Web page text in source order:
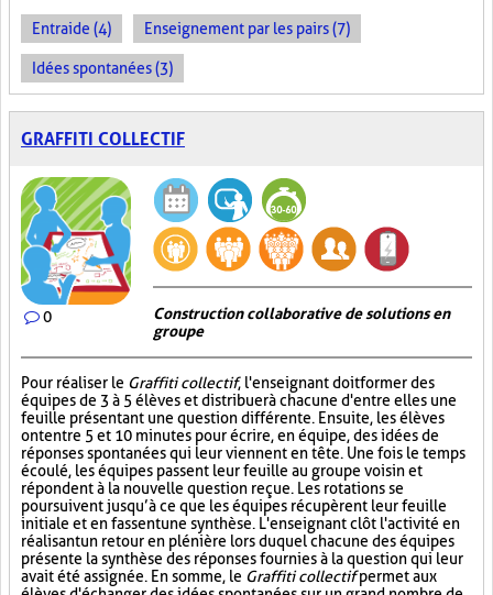
Entraide (4) Enseignement par les pairs (7)
Idées spontanées (3)
GRAFFITI COLLECTIF
0
Construction collaborative de solutions en
groupe
Pour réaliser le Graffiti collectif, l'enseignant doit former des
équipes de 3 à 5 élèves et distribuer à chacune d'entre elles une
feuille présentant une question différente. Ensuite, les élèves
ont entre 5 et 10 minutes pour écrire, en équipe, des idées de
réponses spontanées qui leur viennent en tête. Une fois le temps
écoulé, les équipes passent leur feuille au groupe voisin et
répondent à la nouvelle question reçue. Les rotations se
poursuivent jusqu’à ce que les équipes récupèrent leur feuille
initiale et en fassent une synthèse. L'enseignant clôt l'activité en
réalisant un retour en plénière lors duquel chacune des équipes
présente la synthèse des réponses fournies à la question qui leur
avait été assignée. En somme, le Graffiti collectifpermet aux